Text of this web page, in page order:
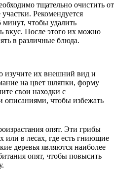
тщательно очистить от
Рекомендуется
минут, чтобы удалить
вкус. После этого их можно
в различные блюда.
изучите их внешний вид и
на цвет шляпки, форму
свои находки с
описаниями, чтобы избежать
опят. Эти грибы
или в лесах, где есть гниющие
деревья являются наиболее
опят, чтобы повысить